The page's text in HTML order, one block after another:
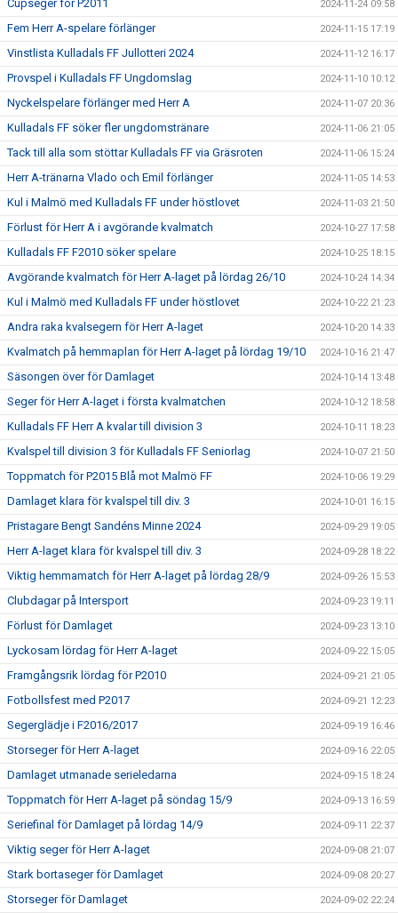
Cupseger för P2011 2024-11-24 09:58
Fem Herr A-spelare förlänger 2024-11-15 17:19
Vinstlista Kulladals FF Jullotteri 2024 2024-11-12 16:17
Provspel i Kulladals FF Ungdomslag 2024-11-10 10:12
Nyckelspelare förlänger med Herr A 2024-11-07 20:36
Kulladals FF söker fler ungdomstränare 2024-11-06 21:05
Tack till alla som stöttar Kulladals FF via Gräsroten 2024-11-06 15:24
Herr A-tränarna Vlado och Emil förlänger 2024-11-05 14:53
Kul i Malmö med Kulladals FF under höstlovet 2024-11-03 21:50
Förlust för Herr A i avgörande kvalmatch 2024-10-27 17:58
Kulladals FF F2010 söker spelare 2024-10-25 18:15
Avgörande kvalmatch för Herr A-laget på lördag 26/10 2024-10-24 14:34
Kul i Malmö med Kulladals FF under höstlovet 2024-10-22 21:23
Andra raka kvalsegern för Herr A-laget 2024-10-20 14:33
Kvalmatch på hemmaplan för Herr A-laget på lördag 19/10 2024-10-16 21:47
Säsongen över för Damlaget 2024-10-14 13:48
Seger för Herr A-laget i första kvalmatchen 2024-10-12 18:58
Kulladals FF Herr A kvalar till division 3 2024-10-11 18:23
Kvalspel till division 3 för Kulladals FF Seniorlag 2024-10-07 21:50
Toppmatch för P2015 Blå mot Malmö FF 2024-10-06 19:29
Damlaget klara för kvalspel till div. 3 2024-10-01 16:15
Pristagare Bengt Sandéns Minne 2024 2024-09-29 19:05
Herr A-laget klara för kvalspel till div. 3 2024-09-28 18:22
Viktig hemmamatch för Herr A-laget på lördag 28/9 2024-09-26 15:53
Clubdagar på Intersport 2024-09-23 19:11
Förlust för Damlaget 2024-09-23 13:10
Lyckosam lördag för Herr A-laget 2024-09-22 15:05
Framgångsrik lördag för P2010 2024-09-21 21:05
Fotbollsfest med P2017 2024-09-21 12:23
Segerglädje i F2016/2017 2024-09-19 16:46
Storseger för Herr A-laget 2024-09-16 22:05
Damlaget utmanade serieledarna 2024-09-15 18:24
Toppmatch för Herr A-laget på söndag 15/9 2024-09-13 16:59
Seriefinal för Damlaget på lördag 14/9 2024-09-11 22:37
Viktig seger för Herr A-laget 2024-09-08 21:07
Stark bortaseger för Damlaget 2024-09-08 20:27
Storseger för Damlaget 2024-09-02 22:24